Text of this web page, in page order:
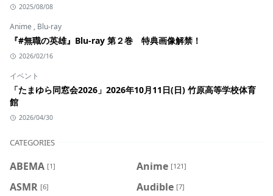
2025/08/08
Anime , Blu-ray
『#無職の英雄』Blu-ray 第２巻 特典画像解禁！
2026/02/16
イベント
「たまゆら同窓会2026」2026年10月11日(日) 竹原高等学校体育
館
2026/04/30
CATEGORIES
ABEMA [1] Anime [121]
ASMR [6] Audible [7]